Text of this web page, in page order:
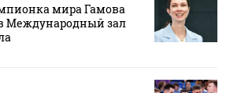
мира Гамова
Международный зал